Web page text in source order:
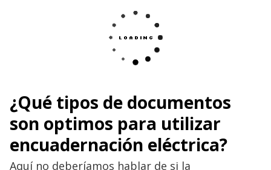
¿Qué tipos de documentos
son optimos para utilizar
encuadernación eléctrica?
Aquí no deberíamos hablar de si la